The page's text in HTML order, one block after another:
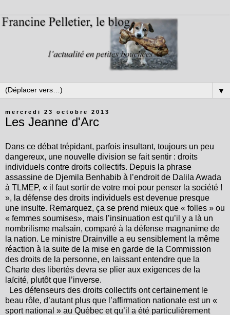
▼
mercredi 23 octobre 2013
Les Jeanne d'Arc
Dans ce débat trépidant, parfois insultant, toujours un peu
dangereux, une nouvelle division se fait sentir : droits
individuels contre droits collectifs. Depuis la phrase
assassine de Djemila Benhabib à l’endroit de Dalila Awada
à TLMEP, « il faut sortir de votre moi pour penser la société !
», la défense des droits individuels est devenue presque
une insulte. Remarquez, ça se prend mieux que « folles » ou
« femmes soumises», mais l’insinuation est qu’il y a là un
nombrilisme malsain, comparé à la défense magnanime de
la nation. Le ministre Drainville a eu sensiblement la même
réaction à la suite de la mise en garde de la Commission
des droits de la personne, en laissant entendre que la
Charte des libertés devra se plier aux exigences de la
laïcité, plutôt que l’inverse.
Les défenseurs des droits collectifs ont certainement le
beau rôle, d’autant plus que l’affirmation nationale est un «
sport national » au Québec et qu’il a été particulièrement